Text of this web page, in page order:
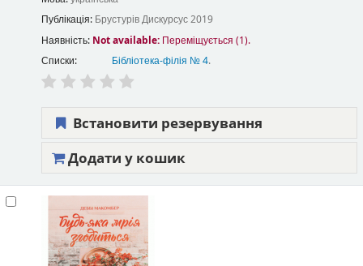
Публікація: БрустурівДискурсус2019
Наявність: Not available: Переміщується (1).
Списки:
Бібліотека-філія № 4.
Встановити резервування
Додати у кошик